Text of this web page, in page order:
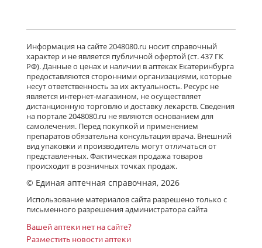
Информация на сайте 2048080.ru носит справочный
характер и не является публичной офертой (ст. 437 ГК
РФ). Данные о ценах и наличии в аптеках Екатеринбурга
предоставляются сторонними организациями, которые
несут ответственность за их актуальность. Ресурс не
является интернет-магазином, не осуществляет
дистанционную торговлю и доставку лекарств. Сведения
на портале 2048080.ru не являются основанием для
самолечения. Перед покупкой и применением
препаратов обязательна консультация врача. Внешний
вид упаковки и производитель могут отличаться от
представленных. Фактическая продажа товаров
происходит в розничных точках продаж.
© Единая аптечная справочная, 2026
Использование материалов сайта разрешено только с
письменного разрешения администратора сайта
Вашей аптеки нет на сайте?
Разместить новости аптеки